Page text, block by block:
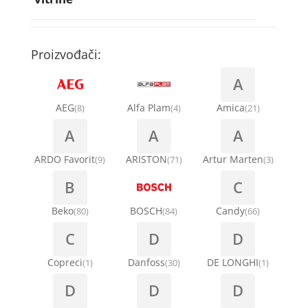
Ručice za vrata za veš mašinu
Šarke za veš mašine
Stakla i okviri vrata za veš mašinu
Termostati i hidrostati za veš mašine
Točkići za sudo mašine
Kompresori za klima uređaje
Kondenz creva
Nosači za klimu
Ostali materijal za montažu klima uređaja
Proizvođači:
AEG(8) Alfa Plam(4)
A
Amica(21)
A
ARDO Favorit(9)
A
ARISTON(71)
A
Artur Marten(3)
B
Beko(80) BOSCH(84)
C
Candy(66)
C
Copreci(1)
D
Danfoss(30)
D
DE LONGHI(1)
D D D